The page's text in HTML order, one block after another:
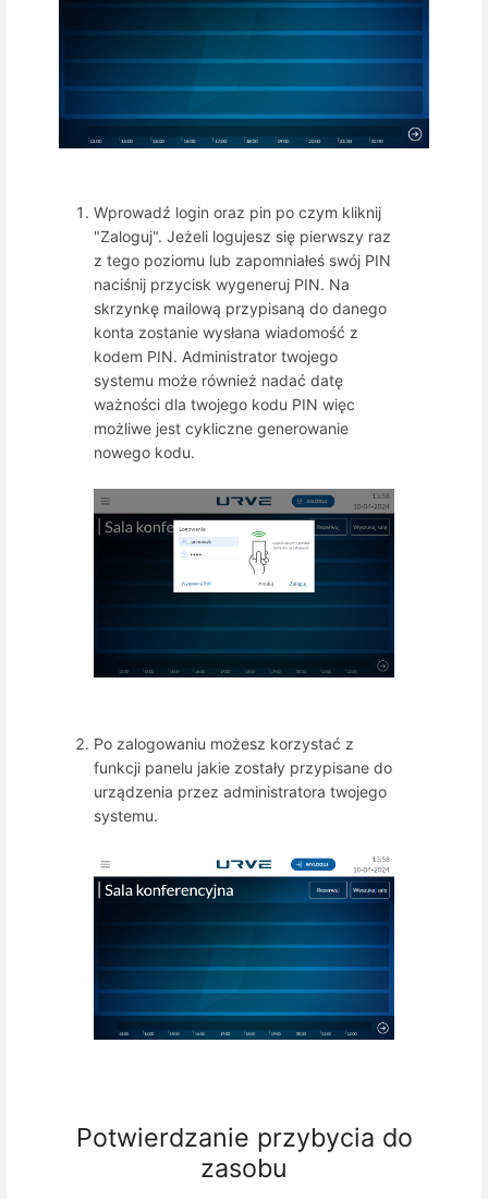
Wprowadź login oraz pin po czym kliknij
"Zaloguj". Jeżeli logujesz się pierwszy raz
z tego poziomu lub zapomniałeś swój PIN
naciśnij przycisk wygeneruj PIN. Na
skrzynkę mailową przypisaną do danego
konta zostanie wysłana wiadomość z
kodem PIN. Administrator twojego
systemu może również nadać datę
ważności dla twojego kodu PIN więc
możliwe jest cykliczne generowanie
nowego kodu.
Po zalogowaniu możesz korzystać z
funkcji panelu jakie zostały przypisane do
urządzenia przez administratora twojego
systemu.
Potwierdzanie przybycia do
zasobu